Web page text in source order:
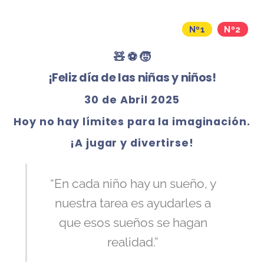
Nº1 Nº2
🧸 ⚽️ 🧒
¡Feliz día de las niñas y niños!
30 de Abril 2025
Hoy no hay límites para la imaginación.
¡A jugar y divertirse!
“En cada niño hay un sueño, y
nuestra tarea es ayudarles a
que esos sueños se hagan
realidad.”